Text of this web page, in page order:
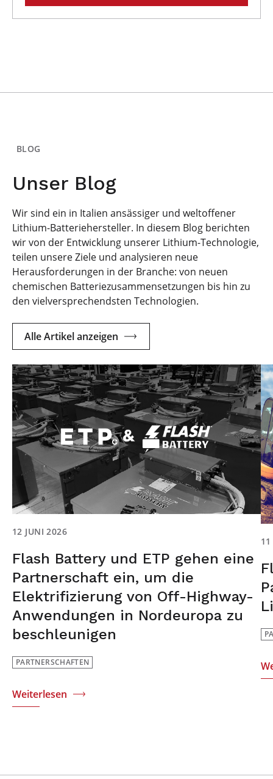
BLOG
Unser Blog
Wir sind ein in Italien ansässiger und weltoffener
Lithium-Batteriehersteller. In diesem Blog berichten
wir von der Entwicklung unserer Lithium-Technologie,
teilen unsere Ziele und analysieren neue
Herausforderungen in der Branche: von neuen
chemischen Batteriezusammensetzungen bis hin zu
den vielversprechendsten Technologien.
Alle Artikel anzeigen
12 JUNI 2026
Flash Battery und ETP gehen eine
Partnerschaft ein, um die
Elektrifizierung von Off-Highway-
Anwendungen in Nordeuropa zu
beschleunigen
PARTNERSCHAFTEN
Weiterlesen